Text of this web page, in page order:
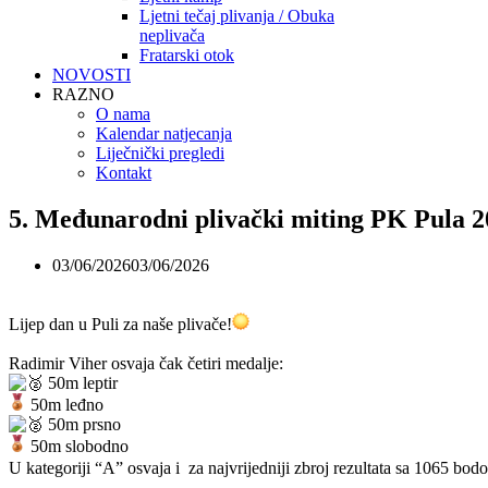
Ljetni tečaj plivanja / Obuka
neplivača
Fratarski otok
NOVOSTI
RAZNO
O nama
Kalendar natjecanja
Liječnički pregledi
Kontakt
5. Međunarodni plivački miting PK Pula
03/06/202603/06/2026
Lijep dan u Puli za naše plivače!
Radimir Viher osvaja čak četiri medalje:
50m leptir
50m leđno
50m prsno
50m slobodno
U kategoriji “A” osvaja i za najvrijedniji zbroj rezultata sa 1065